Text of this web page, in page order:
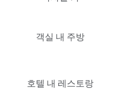
객실 내 주방
호텔 내 레스토랑